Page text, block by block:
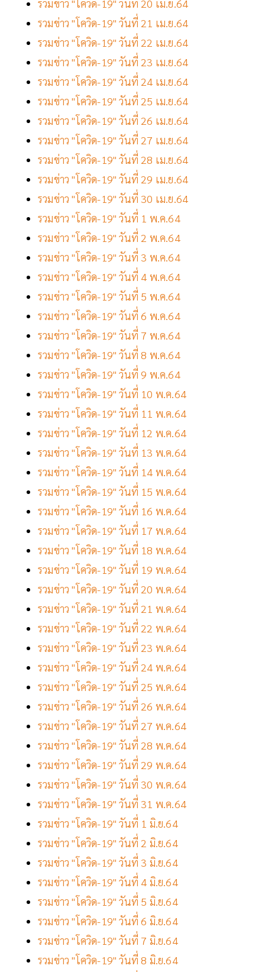
รวมข่าว "โควิด-19" วันที่ 20 เม.ย.64
รวมข่าว "โควิด-19" วันที่ 21 เม.ย.64
รวมข่าว "โควิด-19" วันที่ 22 เม.ย.64
รวมข่าว "โควิด-19" วันที่ 23 เม.ย.64
รวมข่าว "โควิด-19" วันที่ 24 เม.ย.64
รวมข่าว "โควิด-19" วันที่ 25 เม.ย.64
รวมข่าว "โควิด-19" วันที่ 26 เม.ย.64
รวมข่าว "โควิด-19" วันที่ 27 เม.ย.64
รวมข่าว "โควิด-19" วันที่ 28 เม.ย.64
รวมข่าว "โควิด-19" วันที่ 29 เม.ย.64
รวมข่าว "โควิด-19" วันที่ 30 เม.ย.64
รวมข่าว "โควิด-19" วันที่ 1 พ.ค.64
รวมข่าว "โควิด-19" วันที่ 2 พ.ค.64
รวมข่าว "โควิด-19" วันที่ 3 พ.ค.64
รวมข่าว "โควิด-19" วันที่ 4 พ.ค.64
รวมข่าว "โควิด-19" วันที่ 5 พ.ค.64
รวมข่าว "โควิด-19" วันที่ 6 พ.ค.64
รวมข่าว "โควิด-19" วันที่ 7 พ.ค.64
รวมข่าว "โควิด-19" วันที่ 8 พ.ค.64
รวมข่าว "โควิด-19" วันที่ 9 พ.ค.64
รวมข่าว "โควิด-19" วันที่ 10 พ.ค.64
รวมข่าว "โควิด-19" วันที่ 11 พ.ค.64
รวมข่าว "โควิด-19" วันที่ 12 พ.ค.64
รวมข่าว "โควิด-19" วันที่ 13 พ.ค.64
รวมข่าว "โควิด-19" วันที่ 14 พ.ค.64
รวมข่าว "โควิด-19" วันที่ 15 พ.ค.64
รวมข่าว "โควิด-19" วันที่ 16 พ.ค.64
รวมข่าว "โควิด-19" วันที่ 17 พ.ค.64
รวมข่าว "โควิด-19" วันที่ 18 พ.ค.64
รวมข่าว "โควิด-19" วันที่ 19 พ.ค.64
รวมข่าว "โควิด-19" วันที่ 20 พ.ค.64
รวมข่าว "โควิด-19" วันที่ 21 พ.ค.64
รวมข่าว "โควิด-19" วันที่ 22 พ.ค.64
รวมข่าว "โควิด-19" วันที่ 23 พ.ค.64
รวมข่าว "โควิด-19" วันที่ 24 พ.ค.64
รวมข่าว "โควิด-19" วันที่ 25 พ.ค.64
รวมข่าว "โควิด-19" วันที่ 26 พ.ค.64
รวมข่าว "โควิด-19" วันที่ 27 พ.ค.64
รวมข่าว "โควิด-19" วันที่ 28 พ.ค.64
รวมข่าว "โควิด-19" วันที่ 29 พ.ค.64
รวมข่าว "โควิด-19" วันที่ 30 พ.ค.64
รวมข่าว "โควิด-19" วันที่ 31 พ.ค.64
รวมข่าว "โควิด-19" วันที่ 1 มิ.ย.64
รวมข่าว "โควิด-19" วันที่ 2 มิ.ย.64
รวมข่าว "โควิด-19" วันที่ 3 มิ.ย.64
รวมข่าว "โควิด-19" วันที่ 4 มิ.ย.64
รวมข่าว "โควิด-19" วันที่ 5 มิ.ย.64
รวมข่าว "โควิด-19" วันที่ 6 มิ.ย.64
รวมข่าว "โควิด-19" วันที่ 7 มิ.ย.64
รวมข่าว "โควิด-19" วันที่ 8 มิ.ย.64